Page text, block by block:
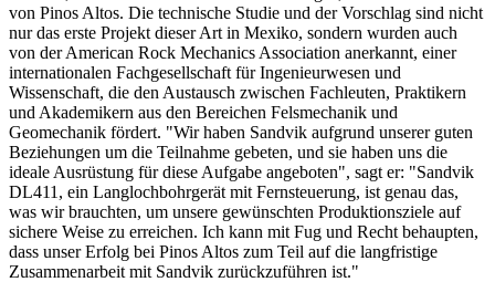
von Pinos Altos. Die technische Studie und der Vorschlag sind nicht
nur das erste Projekt dieser Art in Mexiko, sondern wurden auch
von der American Rock Mechanics Association anerkannt, einer
internationalen Fachgesellschaft für Ingenieurwesen und
Wissenschaft, die den Austausch zwischen Fachleuten, Praktikern
und Akademikern aus den Bereichen Felsmechanik und
Geomechanik fördert. "Wir haben Sandvik aufgrund unserer guten
Beziehungen um die Teilnahme gebeten, und sie haben uns die
ideale Ausrüstung für diese Aufgabe angeboten", sagt er: "Sandvik
DL411, ein Langlochbohrgerät mit Fernsteuerung, ist genau das,
was wir brauchten, um unsere gewünschten Produktionsziele auf
sichere Weise zu erreichen. Ich kann mit Fug und Recht behaupten,
dass unser Erfolg bei Pinos Altos zum Teil auf die langfristige
Zusammenarbeit mit Sandvik zurückzuführen ist."